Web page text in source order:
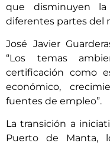
que disminuyen
diferentes partes del
José Javier
“Los temas
certificación como
económico,
fuentes de empleo”.
La transición a
Puerto de Manta,